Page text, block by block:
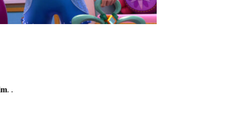
. .